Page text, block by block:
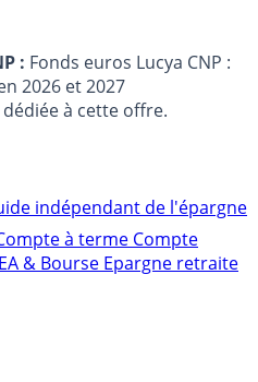
: Fonds euros Lucya CNP :
2026 et 2027
à cette offre.
indépendant de l'épargne
à terme Compte
& Bourse Epargne retraite